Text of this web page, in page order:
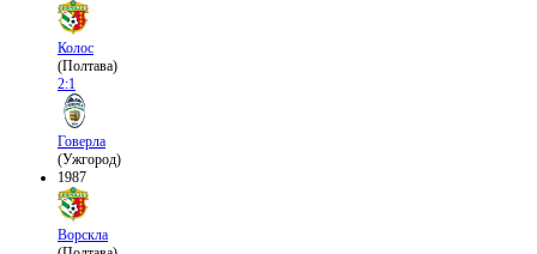
Колос
(Полтава)
2:1
Говерла
(Ужгород)
1987
Ворскла